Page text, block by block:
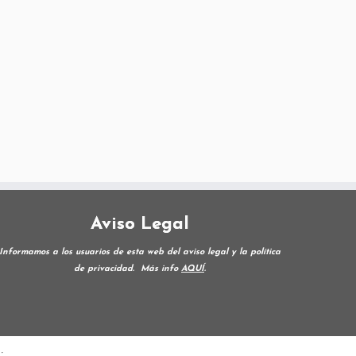
Aviso Legal
Informamos a los usuarios de esta web del aviso legal y la política
de privacidad. Más info AQUÍ.